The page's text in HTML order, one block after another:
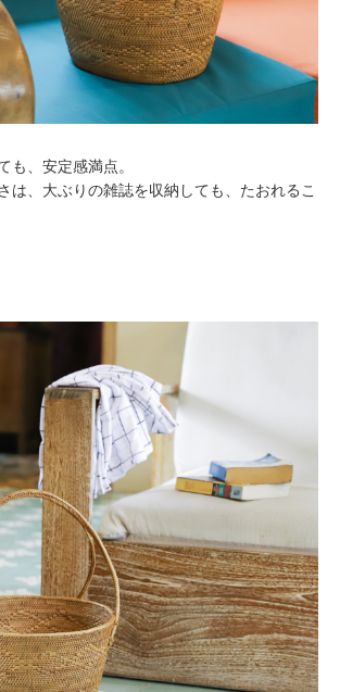
も、安定感満点。
は、大ぶりの雑誌を収納しても、たおれるこ